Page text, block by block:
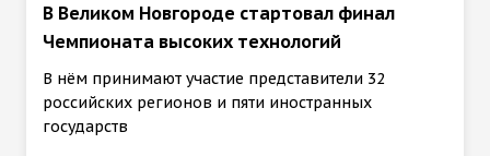
В Великом Новгороде стартовал финал
Чемпионата высоких технологий
В нём принимают участие представители 32
российских регионов и пяти иностранных
государств